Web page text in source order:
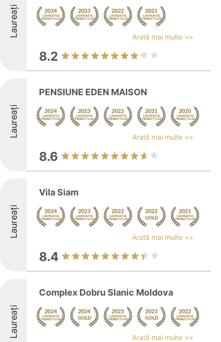
Laureați Arată mai multe >>
8.2
Laureați
PENSIUNE EDEN MAISON
Arată mai multe >>
8.6
Laureați
Vila Siam
Arată mai multe >>
8.4
Laureați
Complex Dobru Slanic Moldova
Arată mai multe >>